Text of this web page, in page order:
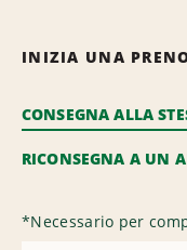
INIZIA UNA
CONSEGNA ALLA
RICONSEGNA A UN
*Necessario per